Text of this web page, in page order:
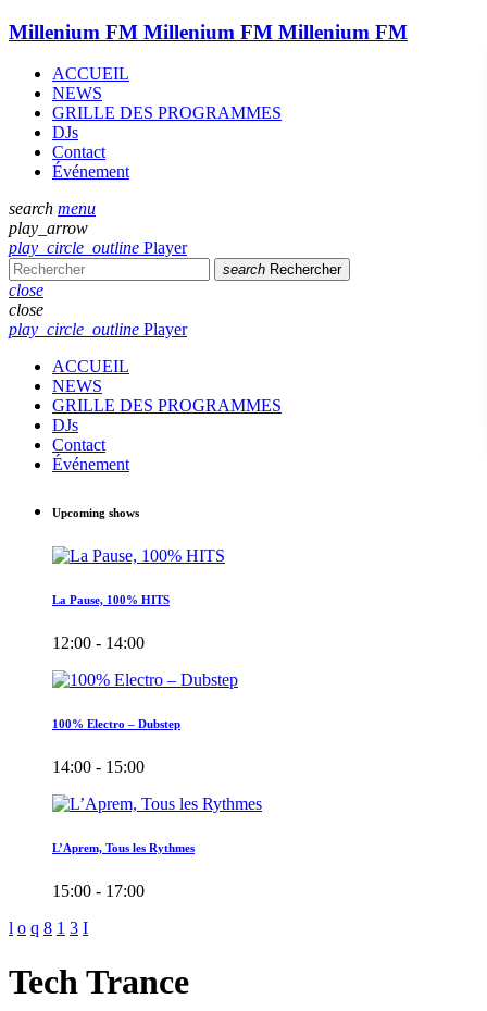
Millenium FM Millenium FM Millenium FM
ACCUEIL
NEWS
GRILLE DES PROGRAMMES
DJs
Contact
Événement
search menu
play_arrow
play_circle_outline Player
search Rechercher
close
close
play_circle_outline Player
ACCUEIL
NEWS
GRILLE DES PROGRAMMES
DJs
Contact
Événement
Upcoming shows
La Pause, 100% HITS
12:00 - 14:00
100% Electro – Dubstep
14:00 - 15:00
L’Aprem, Tous les Rythmes
15:00 - 17:00
Tech Trance